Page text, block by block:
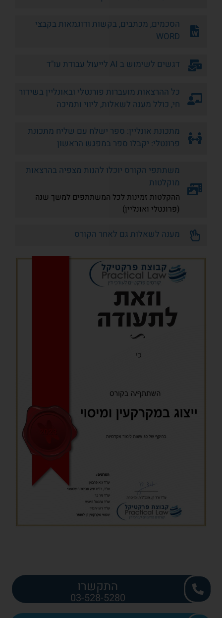
הסכמים, מכתבים, בקשות ודוגמאות בקבצי
WORD
דגשים לשימוש ב AI לייעול עבודת עו"ד
כל ההרצאות מועברות פורנטלי ובאונליין בשידור
חי, כולל מענה לשאלות, ליווי ותמיכה
מתכונת אונליין: ספר ישלח עם שליח מתכונת
פרונטלי: יקבלו ספר במפגש הראשון
משתתפי הקורס יוכלו להנות מצפיה בהרצאות
מוקלטות
ההקלטות זמינות לכל המשתתפים למשך שנה
(פרונטלי ואונליין)
מענה לשאלות גם לאחר הקורס
התקשרו
03-528-5280